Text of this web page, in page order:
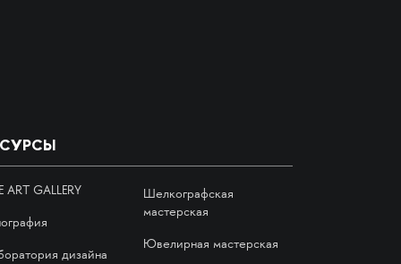
ART GALLERY
дизайна
Шелкографская
мастерская
Ювелирная мастерская